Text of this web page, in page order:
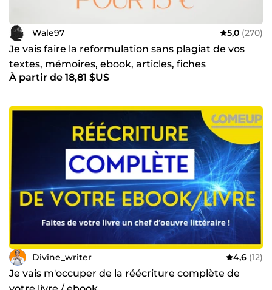
Wale97 5,0 (270)
Je vais faire la reformulation sans plagiat de vos
textes, mémoires, ebook, articles, fiches
À partir de 18,81 $US
Divine_writer 4,6 (12)
Je vais m'occuper de la réécriture complète de